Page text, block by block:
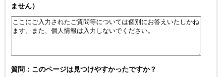
ません）
質問：このページは見つけやすかったですか？